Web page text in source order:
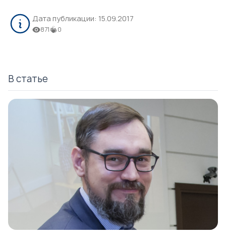
Дата публикации: 15.09.2017
871 0
В статье